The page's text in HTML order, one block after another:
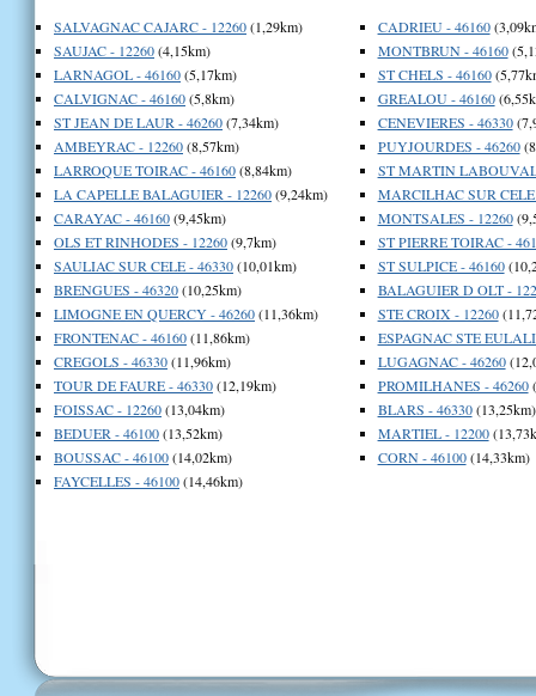
SALVAGNAC CAJARC - 12260(1,29km)
SAUJAC - 12260(4,15km)
LARNAGOL - 46160(5,17km)
CALVIGNAC - 46160(5,8km)
ST JEAN DE LAUR - 46260(7,34km)
AMBEYRAC - 12260(8,57km)
LARROQUE TOIRAC - 46160(8,84km)
LA CAPELLE BALAGUIER - 12260(9,24km)
CARAYAC - 46160(9,45km)
OLS ET RINHODES - 12260(9,7km)
SAULIAC SUR CELE - 46330(10,01km)
BRENGUES - 46320(10,25km)
LIMOGNE EN QUERCY - 46260(11,36km)
FRONTENAC - 46160(11,86km)
CREGOLS - 46330(11,96km)
TOUR DE FAURE - 46330(12,19km)
FOISSAC - 12260(13,04km)
BEDUER - 46100(13,52km)
BOUSSAC - 46100(14,02km)
FAYCELLES - 46100(14,46km)
CADRIEU - 46160
MONTBRUN - 46160
ST CHELS - 46160
GREALOU - 46160
CENEVIERES - 46330
PUYJOURDES - 46260
ST MARTIN
MARCILHAC SUR CELE
MONTSALES - 12260
ST PIERRE TOIRAC -
ST SULPICE - 46160
BALAGUIER D OLT -
STE CROIX - 12260
ESPAGNAC STE
LUGAGNAC - 46260
PROMILHANES - 46260
BLARS - 46330(13,25km)
MARTIEL - 12200
CORN - 46100(14,33km)